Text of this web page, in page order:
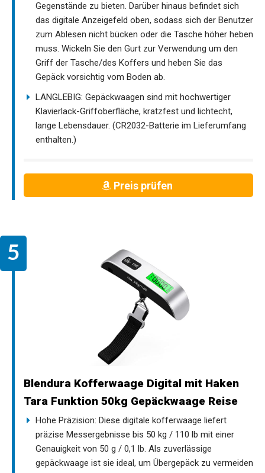
Gegenstände zu bieten. Darüber hinaus befindet sich
das digitale Anzeigefeld oben, sodass sich der Benutzer
zum Ablesen nicht bücken oder die Tasche höher heben
muss. Wickeln Sie den Gurt zur Verwendung um den
Griff der Tasche/des Koffers und heben Sie das
Gepäck vorsichtig vom Boden ab.
LANGLEBIG: Gepäckwaagen sind mit hochwertiger
Klavierlack-Griffoberfläche, kratzfest und lichtecht,
lange Lebensdauer. (CR2032-Batterie im Lieferumfang
enthalten.)
Preis prüfen
Blendura Kofferwaage Digital mit Haken
Tara Funktion 50kg Gepäckwaage Reise
Hohe Präzision: Diese digitale kofferwaage liefert
präzise Messergebnisse bis 50 kg / 110 lb mit einer
Genauigkeit von 50 g / 0,1 lb. Als zuverlässige
gepäckwaage ist sie ideal, um Übergepäck zu vermeiden